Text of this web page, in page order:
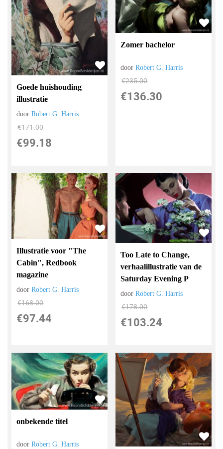
Goede huishouding
illustratie
doorRobert G. Harris
€171.00
€99.18
Zomer bachelor
doorRobert G. Harris
€235.00
€136.30
Illustratie voor "The
Cabin", Redbook
magazine
doorRobert G. Harris
€168.00
€97.44
Too Late to Change,
verhaalillustratie van de
Saturday Evening P
doorRobert G. Harris
€178.00
€103.24
onbekende titel
doorRobert G. Harris